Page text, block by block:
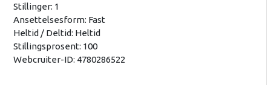
Stillinger: 1
Ansettelsesform: Fast
Heltid / Deltid: Heltid
Stillingsprosent: 100
Webcruiter-ID: 4780286522